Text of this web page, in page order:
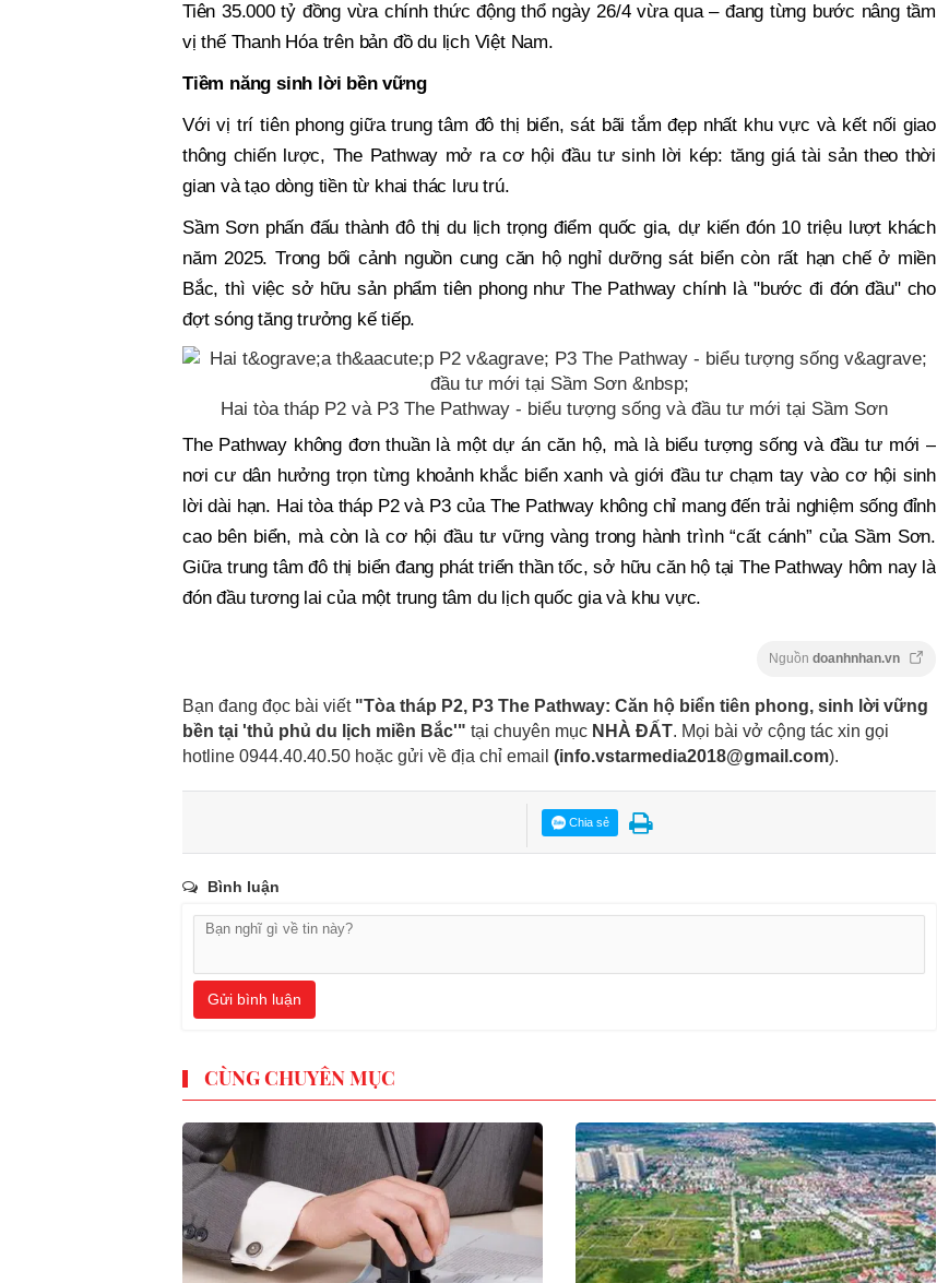
Tiên 35.000 tỷ đồng vừa chính thức động thổ ngày 26/4 vừa qua – đang từng bước nâng tầm
vị thế Thanh Hóa trên bản đồ du lịch Việt Nam.
Tiềm năng sinh lời bền vững
Với vị trí tiên phong giữa trung tâm đô thị biển, sát bãi tắm đẹp nhất khu vực và kết nối giao
thông chiến lược, The Pathway mở ra cơ hội đầu tư sinh lời kép: tăng giá tài sản theo thời
gian và tạo dòng tiền từ khai thác lưu trú.
Sầm Sơn phấn đấu thành đô thị du lịch trọng điểm quốc gia, dự kiến đón 10 triệu lượt khách
năm 2025. Trong bối cảnh nguồn cung căn hộ nghỉ dưỡng sát biển còn rất hạn chế ở miền
Bắc, thì việc sở hữu sản phẩm tiên phong như The Pathway chính là "bước đi đón đầu" cho
đợt sóng tăng trưởng kế tiếp.
Hai tòa tháp P2 và P3 The Pathway - biểu tượng sống và đầu tư mới tại Sầm Sơn
The Pathway không đơn thuần là một dự án căn hộ, mà là biểu tượng sống và đầu tư mới –
nơi cư dân hưởng trọn từng khoảnh khắc biển xanh và giới đầu tư chạm tay vào cơ hội sinh
lời dài hạn. Hai tòa tháp P2 và P3 của The Pathway không chỉ mang đến trải nghiệm sống đỉnh
cao bên biển, mà còn là cơ hội đầu tư vững vàng trong hành trình “cất cánh” của Sầm Sơn.
Giữa trung tâm đô thị biển đang phát triển thần tốc, sở hữu căn hộ tại The Pathway hôm nay là
đón đầu tương lai của một trung tâm du lịch quốc gia và khu vực.
Nguồn doanhnhan.vn
Bạn đang đọc bài viết "Tòa tháp P2, P3 The Pathway: Căn hộ biển tiên phong, sinh lời vững
bền tại 'thủ phủ du lịch miền Bắc'" tại chuyên mục NHÀ ĐẤT. Mọi bài vở cộng tác xin gọi
hotline 0944.40.40.50 hoặc gửi về địa chỉ email (info.vstarmedia2018@gmail.com).
Chia sẻ
Bình luận
Gửi bình luận
CÙNG CHUYÊN MỤC